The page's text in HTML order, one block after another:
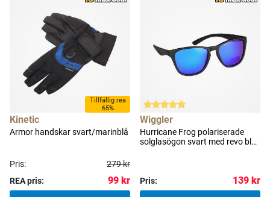
Tillfällig rea
65%
Kinetic
Armor handskar svart/marinblå
Pris:
279 kr
REA pris:
99 kr
Wiggler
Hurricane Frog polariserade
solglasögon svart med revo blå
Pris: 139 kr